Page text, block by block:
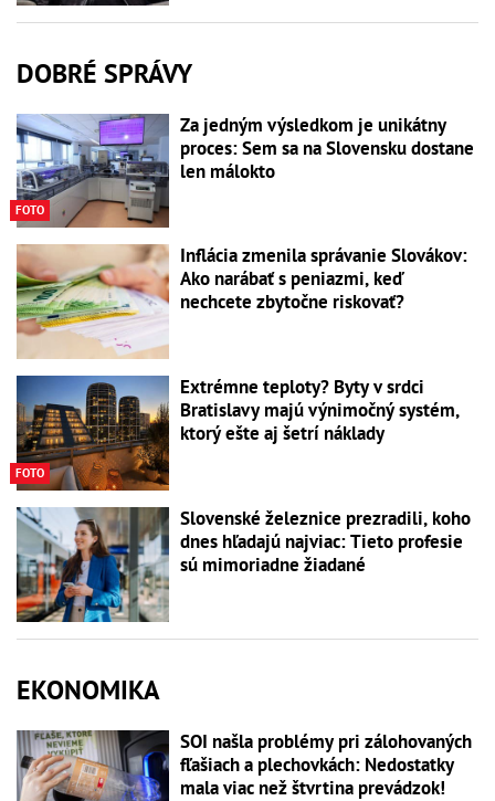
DOBRÉ SPRÁVY
FOTO
Za jedným výsledkom je unikátny
proces: Sem sa na Slovensku dostane
len málokto
Inflácia zmenila správanie Slovákov:
Ako narábať s peniazmi, keď
nechcete zbytočne riskovať?
FOTO
Extrémne teploty? Byty v srdci
Bratislavy majú výnimočný systém,
ktorý ešte aj šetrí náklady
Slovenské železnice prezradili, koho
dnes hľadajú najviac: Tieto profesie
sú mimoriadne žiadané
EKONOMIKA
SOI našla problémy pri zálohovaných
fľašiach a plechovkách: Nedostatky
mala viac než štvrtina prevádzok!